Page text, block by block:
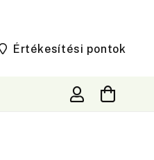
Értékesítési pontok